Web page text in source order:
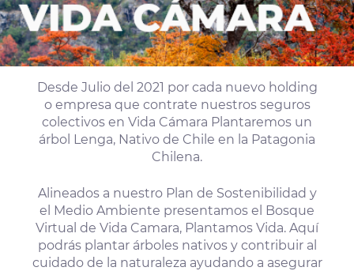
Desde Julio del 2021 por cada nuevo holding
o empresa que contrate nuestros seguros
colectivos en Vida Cámara Plantaremos un
árbol Lenga, Nativo de Chile en la Patagonia
Chilena.
Alineados a nuestro Plan de Sostenibilidad y
el Medio Ambiente presentamos el Bosque
Virtual de Vida Camara, Plantamos Vida. Aquí
podrás plantar árboles nativos y contribuir al
cuidado de la naturaleza ayudando a asegurar